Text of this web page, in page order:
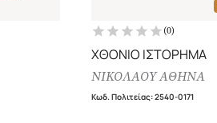
(0)
ΧΘΟΝΙΟ ΙΣΤΟΡΗΜΑ
ΝΙΚΟΛΑΟΥ ΑΘΗΝΑ
Κωδ. Πολιτείας:2540-0171